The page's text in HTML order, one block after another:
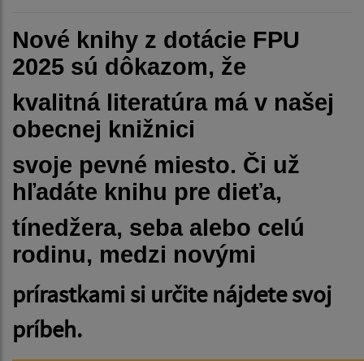
Nové knihy z dotácie FPU
2025 sú dôkazom, že
kvalitná literatúra má v našej
obecnej knižnici
svoje pevné miesto. Či už
hľadáte knihu pre dieťa,
tínedžera, seba alebo celú
rodinu, medzi novými
prírastkami si určite nájdete svoj
príbeh.